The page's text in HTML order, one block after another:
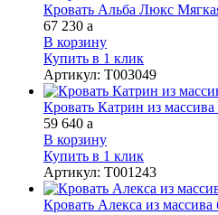
Кровать Альба Люкс
67 230 a
В корзину
Купить в 1 клик
Артикул: Т003049
Кровать Катрин из массива
59 640 a
В корзину
Купить в 1 клик
Артикул: Т001243
Кровать Алекса из массива